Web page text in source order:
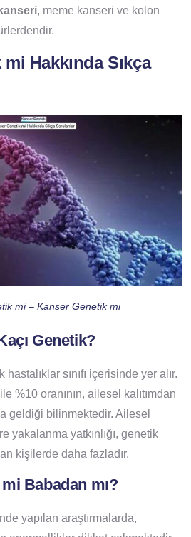
, meme kanseri ve kolon
Hakkında Sıkça
mi – Kanser Genetik mi
Genetik?
hastalıklar sınıfı içerisinde yer alır.
%10 oranının, ailesel kalıtımdan
geldiği bilinmektedir. Ailesel
yakalanma yatkınlığı, genetik
kişilerde daha fazladır.
Babadan mı?
yapılan araştırmalarda,